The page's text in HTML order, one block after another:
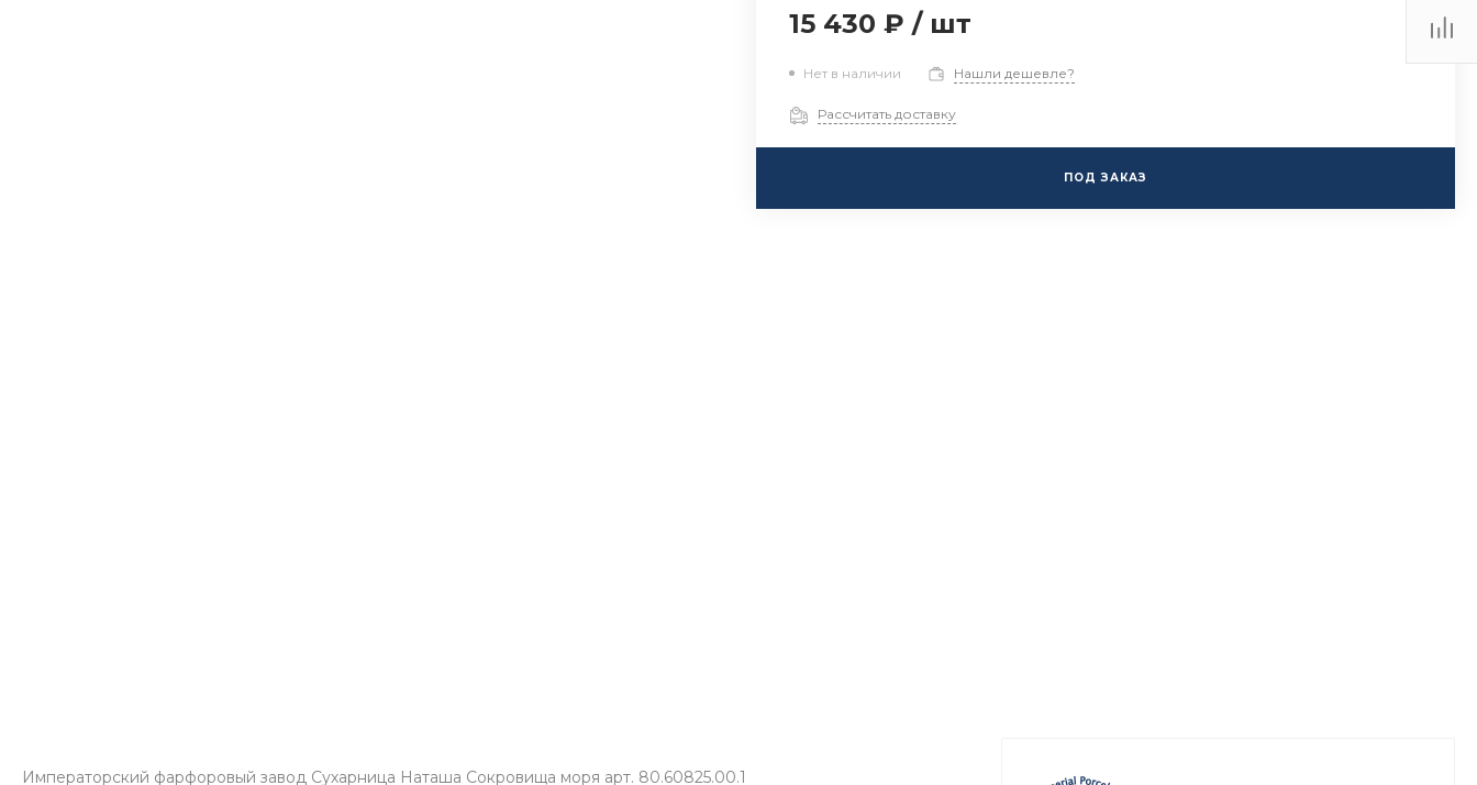
15 430 ₽ / шт
Нет в наличии Нашли дешевле?
Рассчитать доставку
ПОД ЗАКАЗ
Императорский фарфоровый завод Сухарница Наташа Сокровища моря арт. 80.60825.00.1